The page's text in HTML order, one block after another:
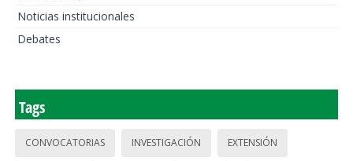
Noticias institucionales
Debates
Tags
CONVOCATORIAS INVESTIGACIÓN EXTENSIÓN